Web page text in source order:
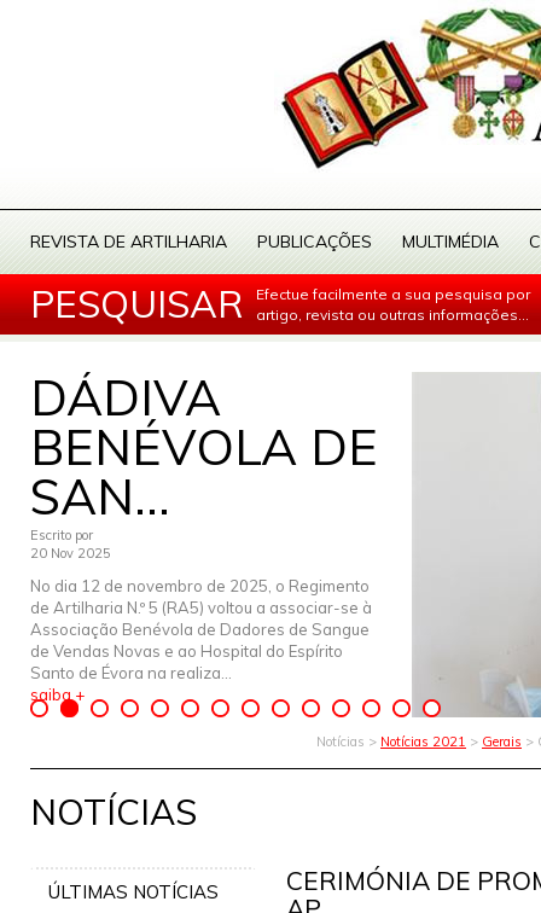
REVISTA DE ARTILHARIA PUBLICAÇÕES MULTIMÉDIA
PESQUISAR
Efectue facilmente a sua pesquisa por
artigo, revista ou outras informações...
DÁDIVA
BENÉVOLA DE
SAN...
Escrito por
20 Nov 2025
No dia 12 de novembro de 2025, o Regimento
de Artilharia N.º 5 (RA5) voltou a associar-se à
Associação Benévola de Dadores de Sangue
de Vendas Novas e ao Hospital do Espírito
Santo de Évora na realiza...
saiba +
Notícias > Notícias 2021 > Gerais >
NOTÍCIAS
ÚLTIMAS NOTÍCIAS
CERIMÓNIA DE